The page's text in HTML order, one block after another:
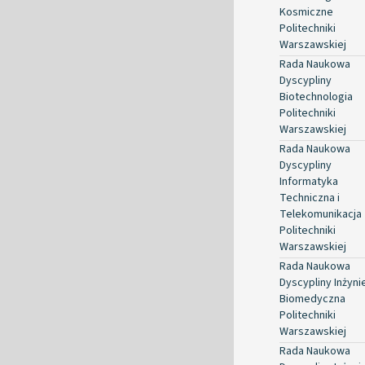
Kosmiczne
Politechniki
Warszawskiej
Rada Naukowa
Dyscypliny
Biotechnologia
Politechniki
Warszawskiej
Rada Naukowa
Dyscypliny
Informatyka
Techniczna i
Telekomunikacja
Politechniki
Warszawskiej
Rada Naukowa
Dyscypliny
Biomedyczna
Politechniki
Warszawskiej
Rada Naukowa